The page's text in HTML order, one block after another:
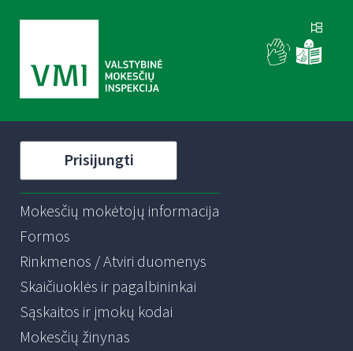
Prisijungti
Mokesčių mokėtojų informacija
Formos
Rinkmenos / Atviri duomenys
Skaičiuoklės ir pagalbininkai
Sąskaitos ir įmokų kodai
Mokesčių žinynas